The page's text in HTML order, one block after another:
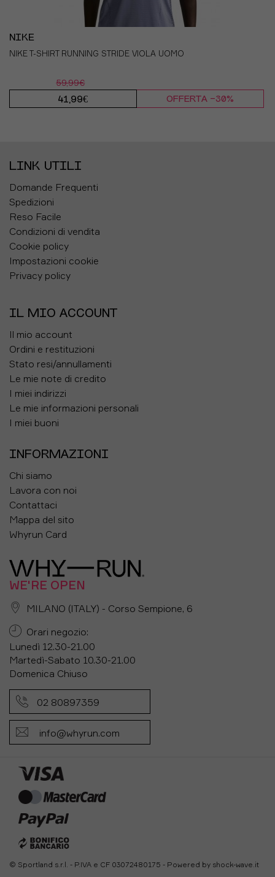
NIKE
NIKE T-SHIRT RUNNING STRIDE VIOLA UOMO
59,99€
41,99€ OFFERTA -30%
LINK UTILI
Domande Frequenti
Spedizioni
Reso Facile
Condizioni di vendita
Cookie policy
Impostazioni cookie
Privacy policy
IL MIO ACCOUNT
Il mio account
Ordini e restituzioni
Stato resi/annullamenti
Le mie note di credito
I miei indirizzi
Le mie informazioni personali
I miei buoni
INFORMAZIONI
Chi siamo
Lavora con noi
Contattaci
Mappa del sito
Whyrun Card
WE'RE OPEN
MILANO (ITALY) - Corso Sempione, 6
Orari negozio:
Lunedì 12.30-21.00
Martedì-Sabato 10.30-21.00
Domenica Chiuso
02 80897359
info@whyrun.com
© Sportland s.r.l. - P.IVA e CF 03072480175 - Powered by shock-wave.it